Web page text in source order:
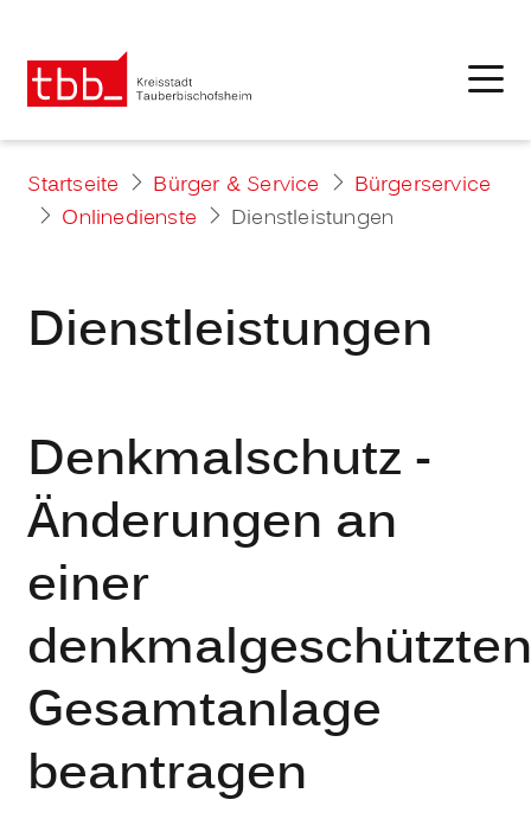
Startseite Bürger & Service
Bürgerservice
Onlinedienste
Dienstleistungen
Dienstleistungen
Denkmalschutz -
Änderungen an
einer
Gesamtanlage
beantragen